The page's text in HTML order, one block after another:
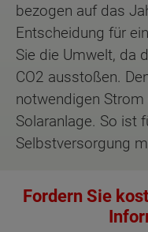
bezogen auf das
Entscheidung für
Sie die Umwelt, da
CO2 ausstoßen.
notwendigen
Solaranlage. So ist
Selbstversorgung
Fordern Sie